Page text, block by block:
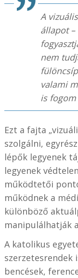
A
állapot
nem
valami
is
Ezt a fajta
szolgálni,
lépők legyenek
legyenek
működtetői
működnek a
különböző
manipulálhatják
A katolikus
szerzetesrendek
bencések,